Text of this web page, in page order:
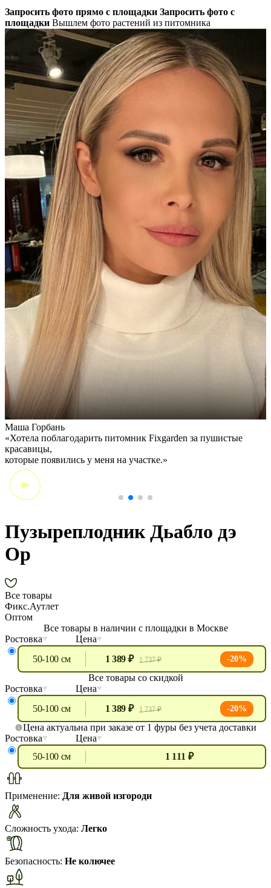
Запросить фото прямо с площадки Запросить фото с
площадки Вышлем фото растений из питомника
Маша Горбань
«Хотела поблагодарить питомник Fixgarden за пушистые
красавицы,
которые появились у меня на участке.»
Пузыреплодник Дьабло дэ
Ор
Все товары
Фикс.Аутлет
Оптом
Все товары в наличии с площадки в Москве
Ростовка
Цена
50-100 см
1 389 ₽ 1 737 ₽ -20%
Все товары со скидкой
Ростовка
Цена
50-100 см
1 389 ₽ 1 737 ₽ -20%
Цена актуальна при заказе от 1 фуры без учета доставки
Ростовка
Цена
50-100 см
1 111 ₽
Применение: Для живой изгороди
Сложность ухода: Легко
Безопасность: Не колючее